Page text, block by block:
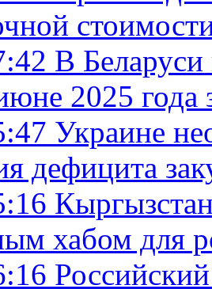
В Беларуси
2025 года
Украине
дефицита
хабом для